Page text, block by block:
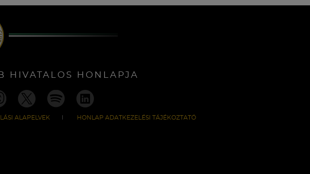
HIVATALOS HONLAPJA
ALAPELVEK HONLAP ADATKEZELÉSI TÁJÉKOZTATÓ